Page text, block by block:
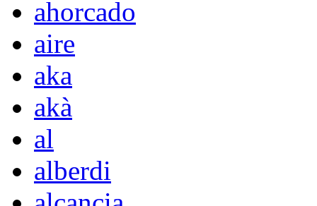
ahorcado
aire
aka
akà
al
alberdi